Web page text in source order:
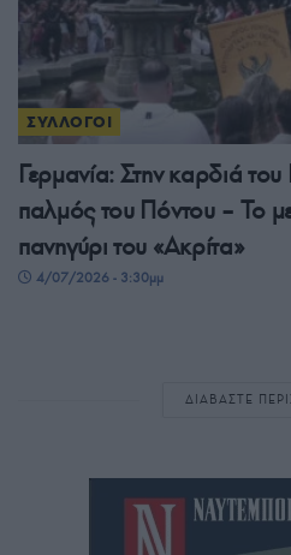
ΣΥΛΛΟΓΟΙ
Γερμανία: Στην καρδιά
παλμός του Πόντου – Το
πανηγύρι του «Ακρίτα»
4/07/2026 - 3:30μμ
ΔΙΑΒΑΣΤΕ